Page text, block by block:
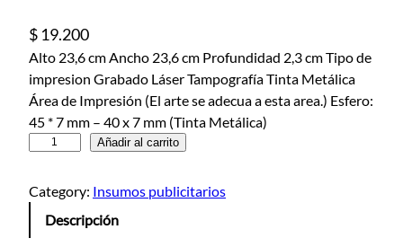
$ 19.200
Alto 23,6 cm Ancho 23,6 cm Profundidad 2,3 cm Tipo de
impresion Grabado Láser Tampografía Tinta Metálica
Área de Impresión (El arte se adecua a esta area.) Esfero:
45 * 7 mm – 40 x 7 mm (Tinta Metálica)
t
E
Añadir al carrito
Category: Insumos publicitarios
Descripción